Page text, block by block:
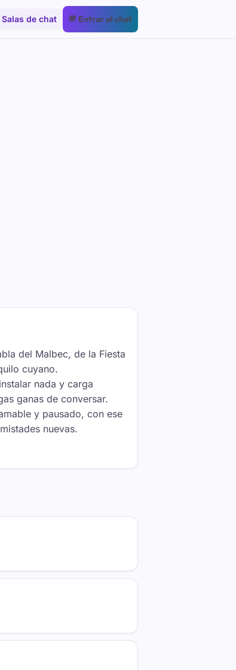
Salas de chat 💬 Entrar al chat
del Malbec, de la Fiesta
cuyano.
nada y carga
ganas de conversar.
y pausado, con ese
nuevas.